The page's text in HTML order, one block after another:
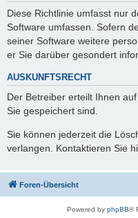
Diese Richtlinie umfasst nur
Software umfassen. Sofern
seiner Software weitere
er Sie darüber gesondert
AUSKUNFTSRECHT
Der Betreiber erteilt Ihnen
Sie gespeichert sind.
Sie können jederzeit die
verlangen. Kontaktieren Sie
Foren-Übersicht
Powered by phpBB®